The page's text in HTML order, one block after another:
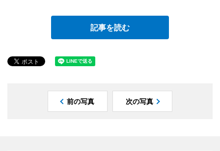
記事を読む
前の写真 次の写真